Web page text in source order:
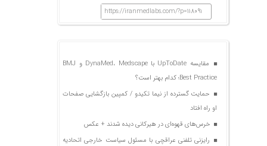
https://iranmedlabs.com/?p=118091
مقایسه UpToDate با DynaMed، Medscape و BMJ
Best Practice؛ کدام بهتر است؟
حمایت گسترده از نیما تکیدو / کمپین بازگشایی صفحات
او راه افتاد
خرس‌های قهوه‌ای در هیرکانی دیده شدند + عکس
رایزنی تلفنی عراقچی با مسئول سیاست خارجی اتحادیه